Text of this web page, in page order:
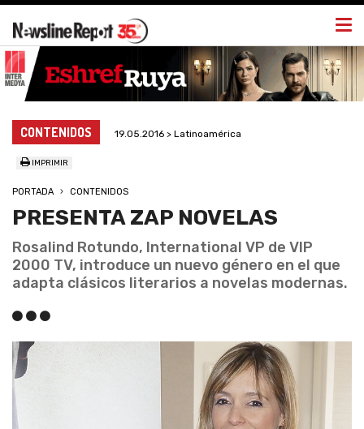
CONTENIDOS 19.05.2016 > Latinoamérica
IMPRIMIR
PORTADA CONTENIDOS
PRESENTA ZAP NOVELAS
Rosalind Rotundo, International VP de VIP
2000 TV, introduce un nuevo género en el que
adapta clásicos literarios a novelas modernas.